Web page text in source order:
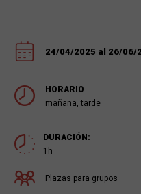
24/04/2025 al 26/06/
HORARIO
mañana, tarde
DURACIÓN:
1h
Plazas para grupos